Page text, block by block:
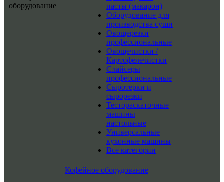
пасты (макарон)
Оборудование для
производства суши
Овощерезки
профессиональные
Овощечистки /
Картофелечистки
Слайсеры
профессиональные
Сыротерки и
сырорезки
Тестораскаточные
машины
настольные
Универсальные
кухонные машины
Все категории
Кофейное оборудование